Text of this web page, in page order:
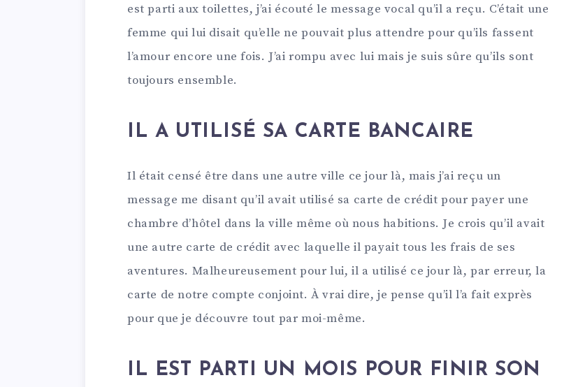
est parti aux toilettes, j’ai écouté le message vocal qu’il a reçu. C’était une
femme qui lui disait qu’elle ne pouvait plus attendre pour qu’ils fassent
l’amour encore une fois. J’ai rompu avec lui mais je suis sûre qu’ils sont
toujours ensemble.
IL A UTILISÉ SA CARTE BANCAIRE
Il était censé être dans une autre ville ce jour là, mais j’ai reçu un
message me disant qu’il avait utilisé sa carte de crédit pour payer une
chambre d’hôtel dans la ville même où nous habitions. Je crois qu’il avait
une autre carte de crédit avec laquelle il payait tous les frais de ses
aventures. Malheureusement pour lui, il a utilisé ce jour là, par erreur, la
carte de notre compte conjoint. À vrai dire, je pense qu’il l’a fait exprès
pour que je découvre tout par moi-même.
IL EST PARTI UN MOIS POUR FINIR SON